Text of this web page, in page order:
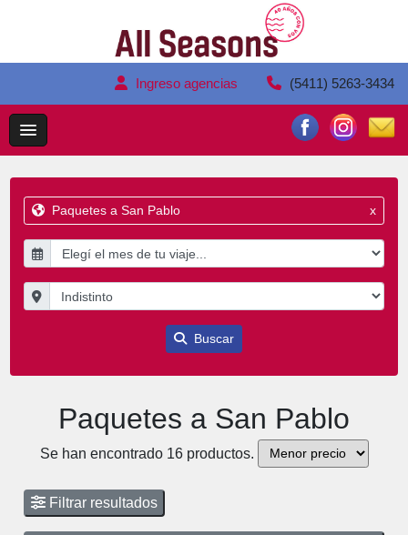
Ingreso agencias (5411) 5263-3434
Paquetes a San Pablo x
Buscar
Paquetes a San Pablo
Se han encontrado 16 productos.
Filtrar resultados